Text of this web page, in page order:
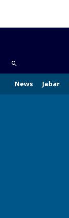
News Jabar